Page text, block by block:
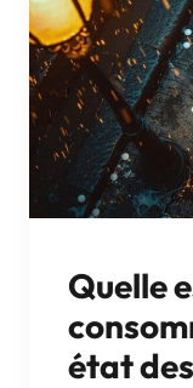
Quelle
état